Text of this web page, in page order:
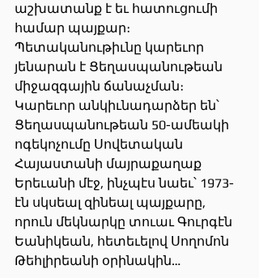
աշխատանք է եւ հատուցումի
համար պայքար։
Պետականութիւնը կարեւոր
յենարան է Ցեղասպանութեան
միջազգային ճանաչման։
Կարեւոր անկիւնադարձեր են՝
Ցեղասպանութեան 50-ամեակի
ոգեկոչումը Սովետական
Հայաստանի մայրաքաղաք
Երեւանի մէջ, ինչպէս նաեւ՝ 1973-
էն սկսեալ զինեալ պայքարը,
որուն մեկնարկը տուաւ Գուրգէն
Եանիկեան, հետեւելով Սողոմոն
Թեհլիրեանի օրինակին…